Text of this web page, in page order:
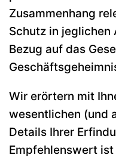
Zusammenhang
Schutz in jeglichen
Bezug auf das
Wir erörtern mit
wesentlichen (und
Details Ihrer
Empfehlenswert